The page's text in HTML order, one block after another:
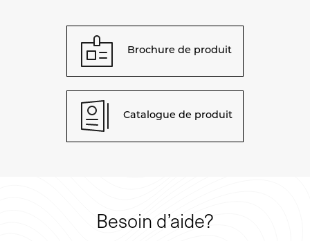
Brochure de produit
Catalogue de produit
Besoin d’aide?